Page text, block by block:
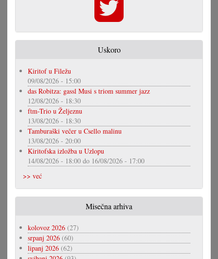
Uskoro
Kiritof u Filežu
09/08/2026 - 15:00
das Robitza: gassl Musi s triom summer jazz
12/08/2026 - 18:30
ftm-Trio u Željeznu
13/08/2026 - 18:30
Tamburaški večer u Csello malinu
13/08/2026 - 20:00
Kiritofska izložba u Uzlopu
14/08/2026 - 18:00 do 16/08/2026 - 17:00
>> već
Misečna arhiva
kolovoz 2026 (27)
srpanj 2026 (60)
lipanj 2026 (62)